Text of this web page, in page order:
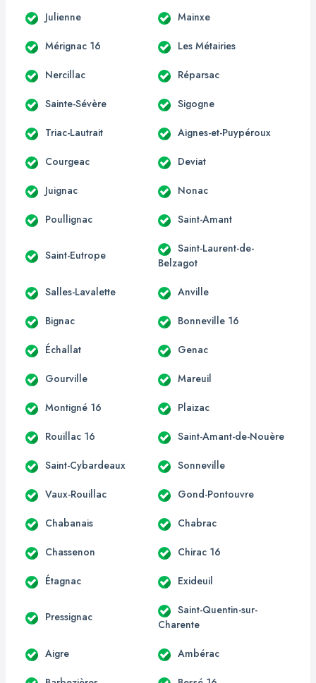
Julienne Mainxe
Mérignac 16 Les Métairies
Nercillac Réparsac
Sainte-Sévère Sigogne
Triac-Lautrait Aignes-et-Puypéroux
Courgeac Deviat
Juignac Nonac
Poullignac Saint-Amant
Saint-Eutrope
Saint-Laurent-de-
Belzagot
Salles-Lavalette Anville
Bignac Bonneville 16
Échallat Genac
Gourville Mareuil
Montigné 16 Plaizac
Rouillac 16 Saint-Amant-de-Nouère
Saint-Cybardeaux Sonneville
Vaux-Rouillac Gond-Pontouvre
Chabanais Chabrac
Chassenon Chirac 16
Étagnac Exideuil
Pressignac
Saint-Quentin-sur-
Charente
Aigre Ambérac